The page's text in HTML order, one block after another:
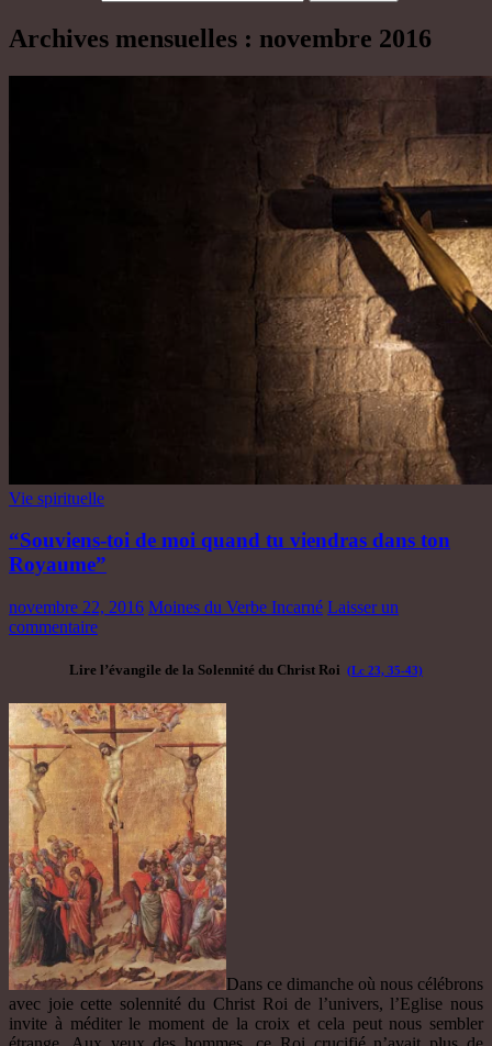
Archives mensuelles : novembre 2016
Vie spirituelle
“Souviens-toi de moi quand tu viendras dans ton
Royaume”
novembre 22, 2016 Moines du Verbe Incarné Laisser un
commentaire
Lire l’évangile de la Solennité du Christ Roi (Lc 23, 35-43)
Dans ce dimanche où nous célébrons
avec joie cette solennité du Christ Roi de l’univers, l’Eglise nous
invite à méditer le moment de la croix et cela peut nous sembler